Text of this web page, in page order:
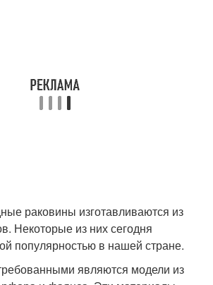
раковины изготавливаются из
Некоторые из них сегодня
популярностью в нашей стране.
являются модели из